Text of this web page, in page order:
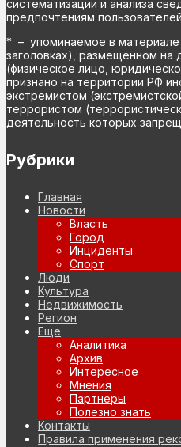
систематизации и анализа
предпочтениям
* – упоминаемое в материале
заголовках), размещённом на
(физическое лицо,
признано на территории РФ
экстремистом
террористом
деятельность которых
Рубрики
Главная
Новости
Власть
Город
Инциденты
Спорт
Люди
Культура
Недвижимость
Регион
Еще
Аналитика
Архив
Интересное
Мнения
Партнеры
Полезно знать
Контакты
Правила применения